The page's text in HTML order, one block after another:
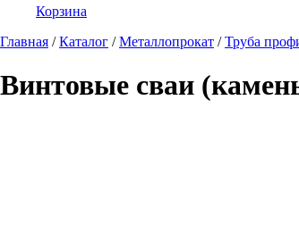
Корзина
Главная /Каталог /Металлопрокат /Труба
Винтовые сваи